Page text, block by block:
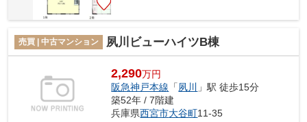
売買 | 中古マンション 夙川ビューハイツB棟
2,290万円
阪急神戸本線 「夙川
」駅 徒歩15分
築52年 / 7階建
兵庫県西宮市大谷町11-35